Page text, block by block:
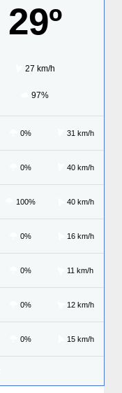
29º
27 km/h
97%
0% 31 km/h
0% 40 km/h
100% 40 km/h
0% 16 km/h
0% 11 km/h
0% 12 km/h
0% 15 km/h